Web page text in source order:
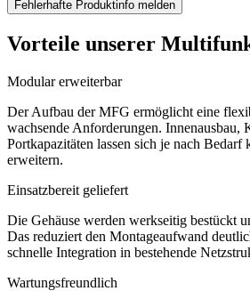
Fehlerhafte Produktinfo melden
Vorteile unserer
Modular erweiterbar
Der Aufbau der MFG ermöglicht eine
wachsende Anforderungen. Innenausbau,
Portkapazitäten lassen sich je nach Bedarf
erweitern.
Einsatzbereit geliefert
Die Gehäuse werden werkseitig bestückt
Das reduziert den Montageaufwand
schnelle Integration in bestehende
Wartungsfreundlich